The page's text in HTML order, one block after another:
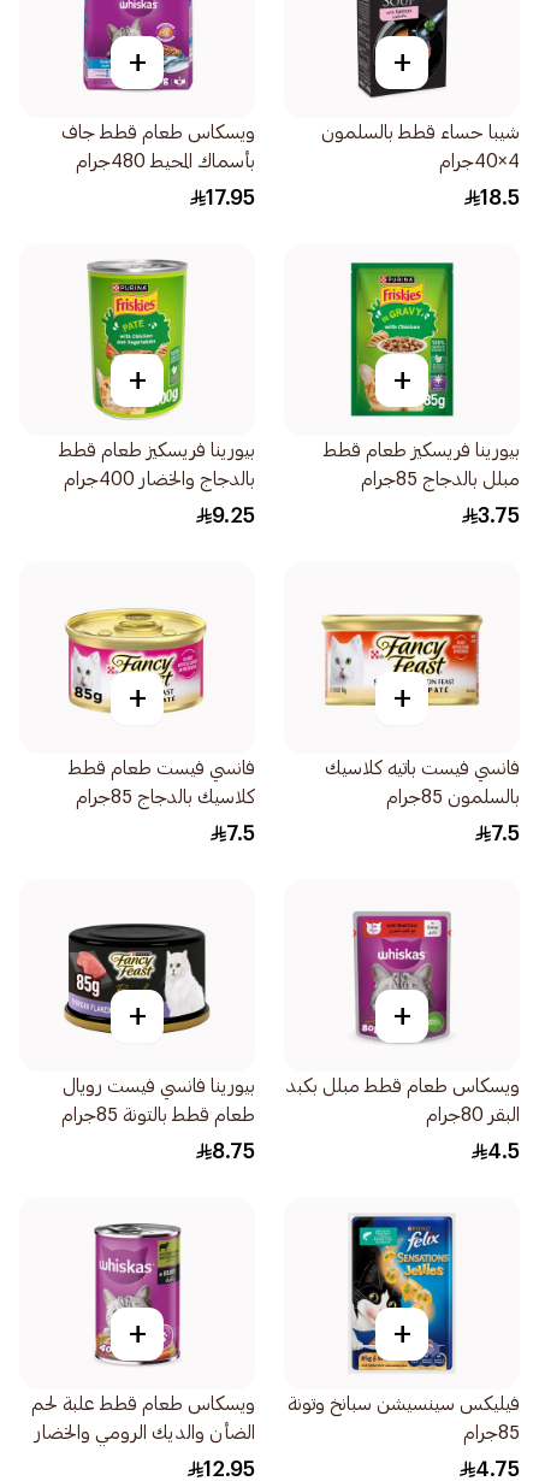
+
شيبا حساء قطط بالسلمون
4×40جرام
18.5
+
ويسكاس طعام قطط جاف
بأسماك المحيط 480جرام
17.95
+
بيورينا فريسكيز طعام قطط
مبلل بالدجاج 85جرام
3.75
+
بيورينا فريسكيز طعام قطط
بالدجاج والخضار 400جرام
9.25
+
فانسي فيست باتيه كلاسيك
بالسلمون 85جرام
7.5
+
فانسي فيست طعام قطط
كلاسيك بالدجاج 85جرام
7.5
+
ويسكاس طعام قطط مبلل بكبد
البقر 80جرام
4.5
+
بيورينا فانسي فيست رويال
طعام قطط بالتونة 85جرام
8.75
+
فيليكس سينسيشن سبانخ وتونة
85جرام
4.75
+
ويسكاس طعام قطط علبة لحم
الضأن والديك الرومي والخضار
في المرق 400جرام
12.95